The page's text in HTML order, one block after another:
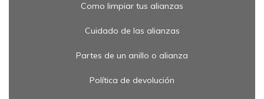
Como limpiar tus alianzas
Cuidado de las alianzas
Partes de un anillo o alianza
Política de devolución